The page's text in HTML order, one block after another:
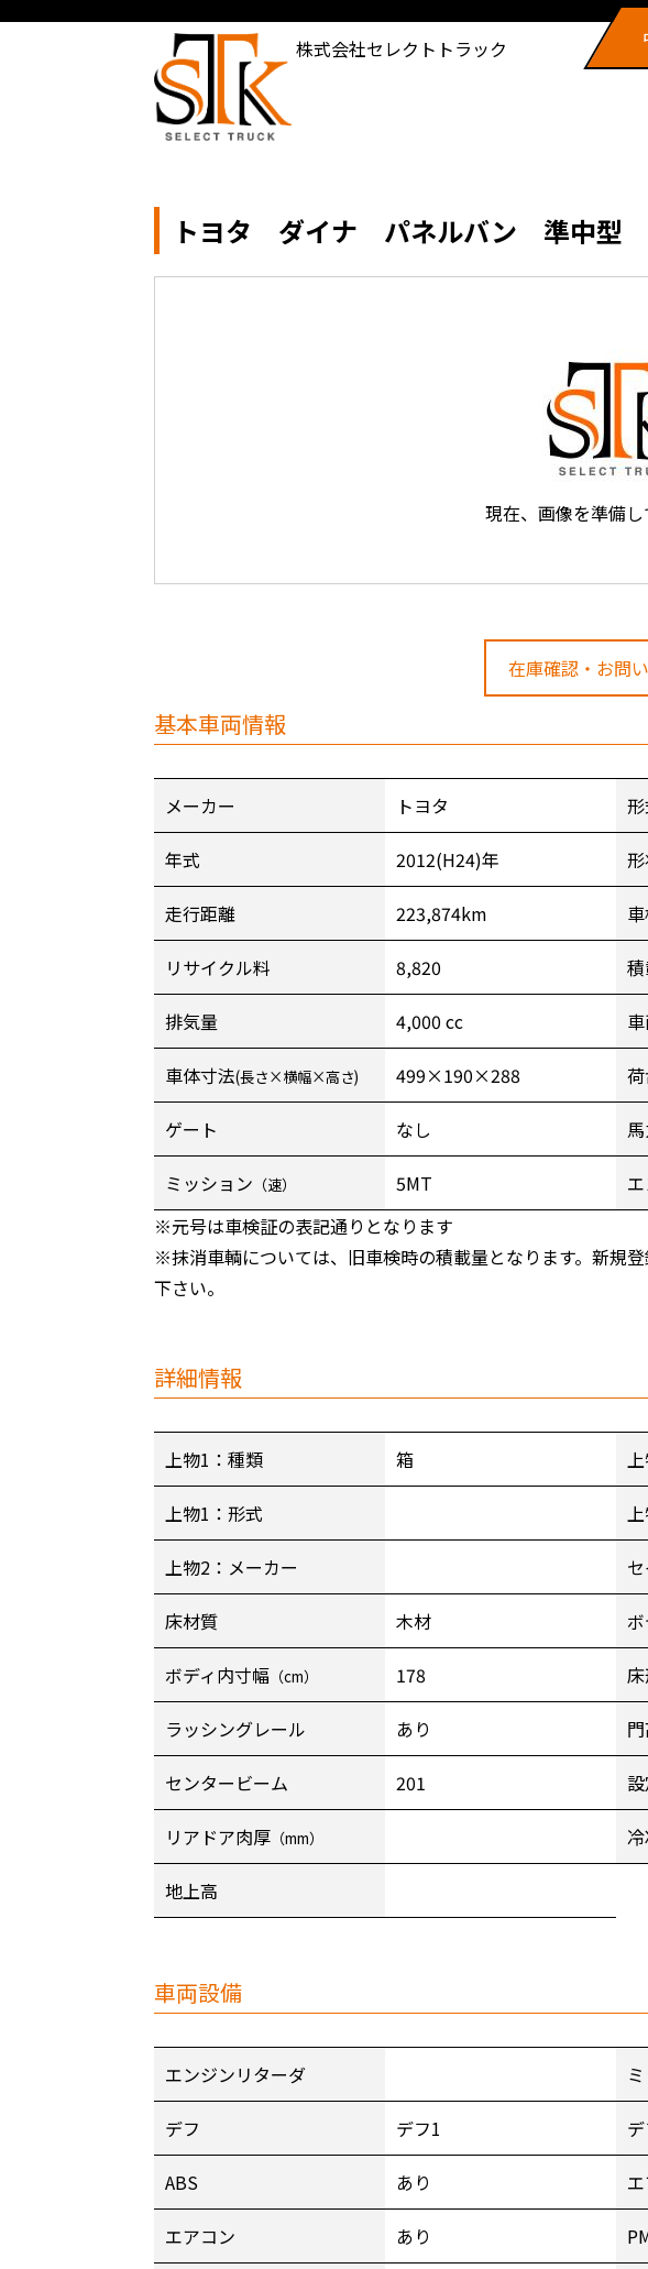
株式会社セレクトトラック
トヨタ ダイナ パネルバン 準中型
現在、画像を準備し
在庫確認・お問
基本車両情報
メーカー トヨタ
年式 2012(H24)年
走行距離 223,874km
リサイクル料 8,820 積
排気量 4,000 cc
車体寸法(長さ×横幅×高さ) 499×190×288
ゲート なし
ミッション （速） 5MT
※元号は車検証の表記通りとなります
※抹消車輌については、旧車検時の積載量となります。新規
下さい。
詳細情報
上物1：種類 箱
上物1：形式
上物2：メーカー
床材質 木材
ボディ内寸幅 （cm） 178
ラッシングレール あり
センタービーム 201
リアドア肉厚 （mm）
地上高
車両設備
エンジンリターダ
デフ デフ1
ABS あり
エアコン あり